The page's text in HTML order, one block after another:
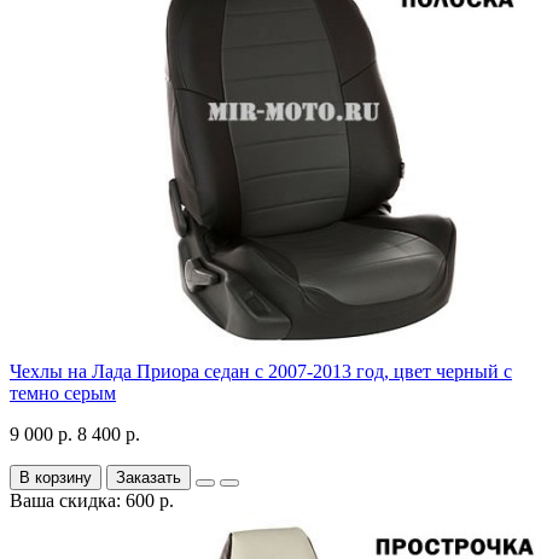
Чехлы на Лада Приора седан с 2007-2013 год, цвет черный с
темно серым
9 000 р. 8 400 р.
В корзину Заказать
Ваша скидка: 600 р.